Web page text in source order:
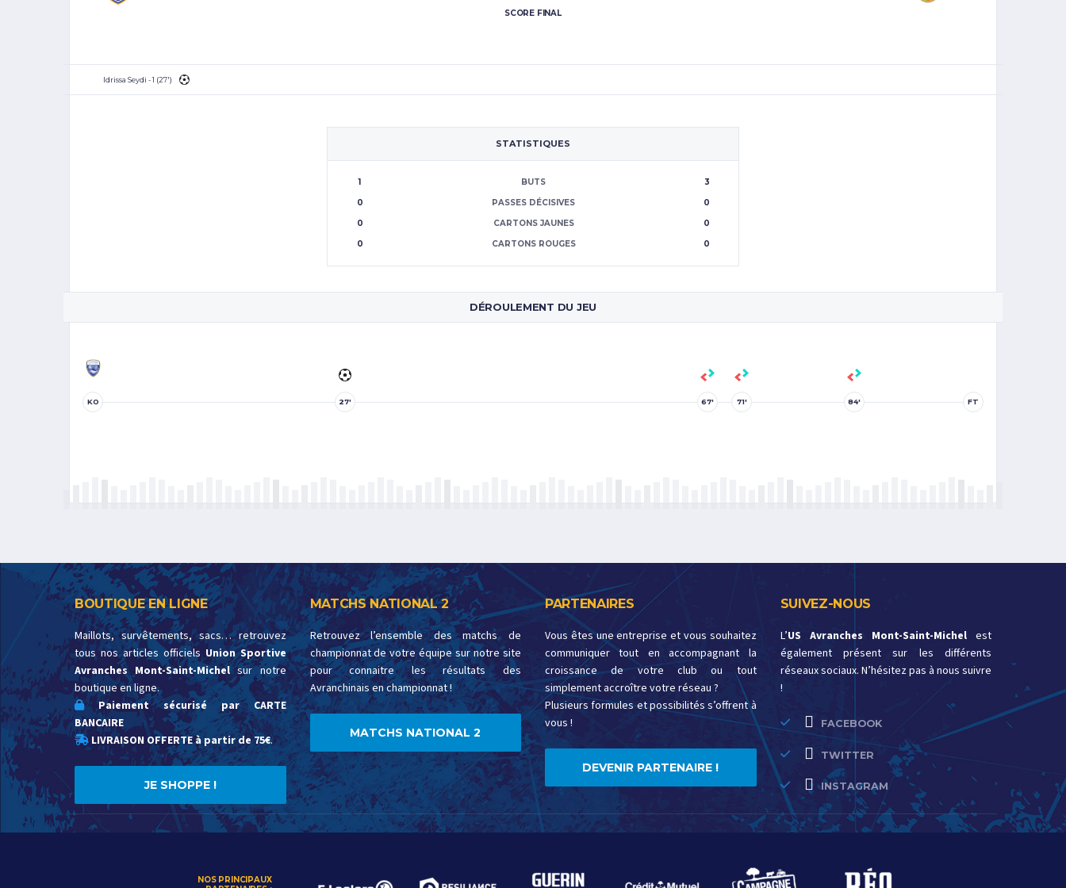
SCORE FINAL
Idrissa Seydi - 1 (27')
STATISTIQUES
1 BUTS
3
0
PASSES DÉCISIVES
0
0
CARTONS JAUNES
0
0
CARTONS ROUGES 0
DÉROULEMENT DU JEU
KO 27' 67' 71' 84' FT
BOUTIQUE EN LIGNE
Maillots, survêtements, sacs… retrouvez
tous nos articles officiels Union Sportive
Avranches Mont-Saint-Michelsur notre
boutique en ligne.
Paiement sécurisé par CARTE
BANCAIRE
LIVRAISON OFFERTE à partir de 75€.
JE SHOPPE !
MATCHS NATIONAL 2
Retrouvez l’ensemble des matchs de
championnat de votre équipe sur notre site
pour connaitre les résultats des
Avranchinais en championnat !
MATCHS NATIONAL 2
PARTENAIRES
Vous êtes une entreprise et vous souhaitez
communiquer tout en accompagnant la
croissance de votre club ou tout
simplement accroître votre réseau ?
Plusieurs formules et possibilités s’offrent à
vous !
DEVENIR PARTENAIRE !
SUIVEZ-NOUS
L’US Avranches Mont-Saint-Michelest
également présent sur les différents
réseaux sociaux. N’hésitez pas à nous suivre
!
FACEBOOK
TWITTER
INSTAGRAM
NOS PRINCIPAUX